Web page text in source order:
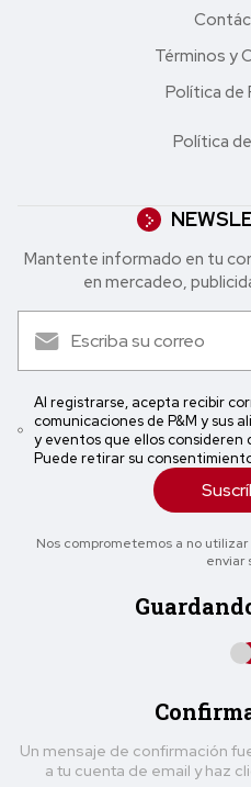
Términos y
Política de
Política
Mantente informado en tu
en mercadeo,
Al registrarse, acepta recibir
comunicaciones de P&M y sus
y eventos que ellos consideren
Puede retirar su
Nos comprometemos a no
enviar
Un mensaje de confirmación
a tu cuenta de email y haz